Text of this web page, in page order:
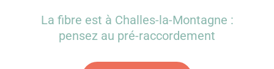
La fibre est à Challes-la-Montagne :
pensez au pré-raccordement